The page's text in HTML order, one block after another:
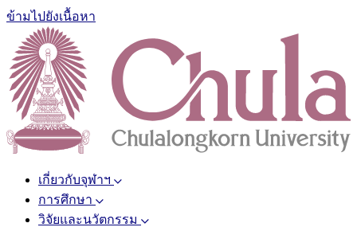
ข้ามไปยังเนื้อหา
เกี่ยวกับจุฬาฯ
การศึกษา
วิจัยและนวัตกรรม